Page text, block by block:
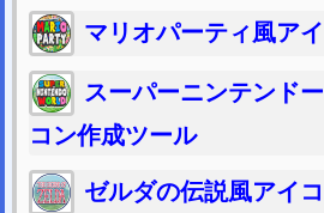
マリオパーティ風ア
スーパーニンテンド
コン作成ツール
ゼルダの伝説風アイ